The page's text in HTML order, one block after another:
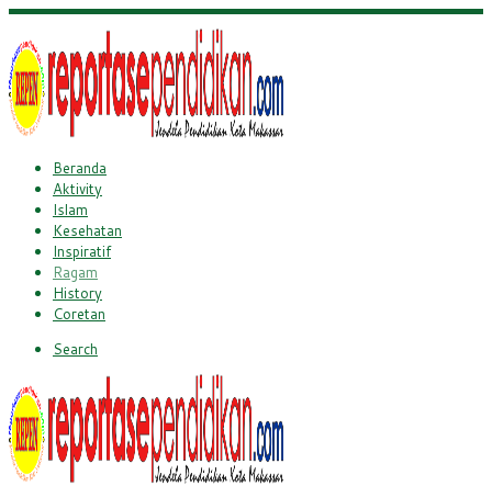
Beranda
Aktivity
Islam
Kesehatan
Inspiratif
Ragam
History
Coretan
Search